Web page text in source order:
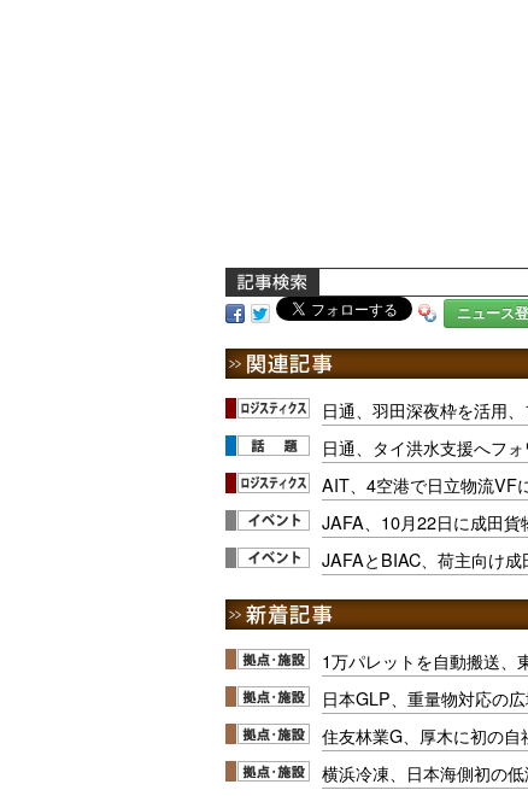
ニュース
日通、羽田深夜枠を活用
日通、タイ洪水支援へフ
AIT、4空港で日立物流VF
JAFA、10月22日に成田
JAFAとBIAC、荷主向け
1万パレットを自動搬送、
日本GLP、重量物対応の
住友林業G、厚木に初の自
横浜冷凍、日本海側初の